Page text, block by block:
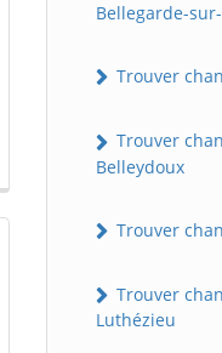
Bellegarde-
Trouver
Trouver
Belleydoux
Trouver
Trouver
Luthézieu